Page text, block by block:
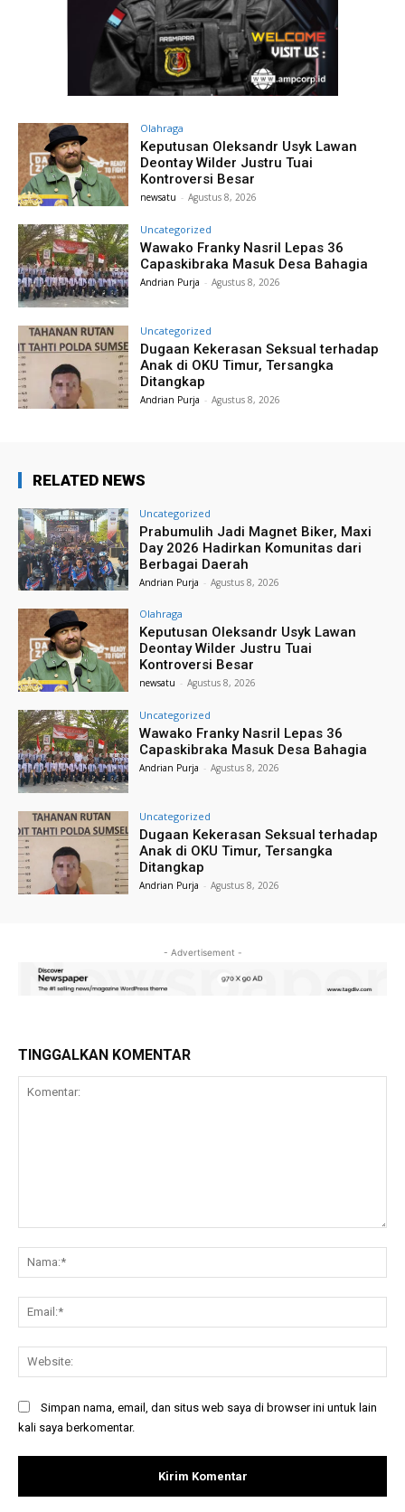
Olahraga
Keputusan Oleksandr Usyk Lawan
Deontay Wilder Justru Tuai
Kontroversi Besar
newsatu - Agustus 8, 2026
Uncategorized
Wawako Franky Nasril Lepas 36
Capaskibraka Masuk Desa Bahagia
Andrian Purja - Agustus 8, 2026
Uncategorized
Dugaan Kekerasan Seksual terhadap
Anak di OKU Timur, Tersangka
Ditangkap
Andrian Purja - Agustus 8, 2026
RELATED NEWS
Uncategorized
Prabumulih Jadi Magnet Biker, Maxi
Day 2026 Hadirkan Komunitas dari
Berbagai Daerah
Andrian Purja - Agustus 8, 2026
Olahraga
Keputusan Oleksandr Usyk Lawan
Deontay Wilder Justru Tuai
Kontroversi Besar
newsatu - Agustus 8, 2026
Uncategorized
Wawako Franky Nasril Lepas 36
Capaskibraka Masuk Desa Bahagia
Andrian Purja - Agustus 8, 2026
Uncategorized
Dugaan Kekerasan Seksual terhadap
Anak di OKU Timur, Tersangka
Ditangkap
Andrian Purja - Agustus 8, 2026
- Advertisement -
TINGGALKAN KOMENTAR
Simpan nama, email, dan situs web saya di browser ini untuk lain
kali saya berkomentar.